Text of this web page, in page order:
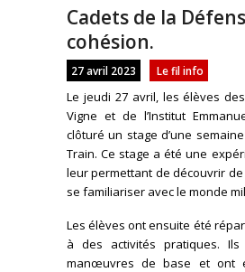
Cadets de la
cohésion.
27 avril 2023 Le fil info
Le jeudi 27 avril, les élèves
Vigne et de l’Institut
clôturé un stage d’une
Train. Ce stage a été une
leur permettant de découvrir
se familiariser avec le monde
Les élèves ont ensuite été
à des activités pratiques.
manœuvres de base et ont